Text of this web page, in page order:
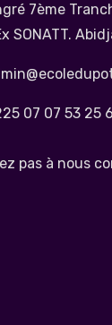
7ème
SONATT.
07 07 53 25
pas à nous